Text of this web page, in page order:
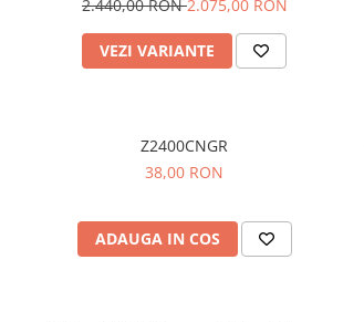
2.440,00 RON2.075,00 RON
VEZI VARIANTE
Z2400CNGR
38,00 RON
ADAUGA IN COS